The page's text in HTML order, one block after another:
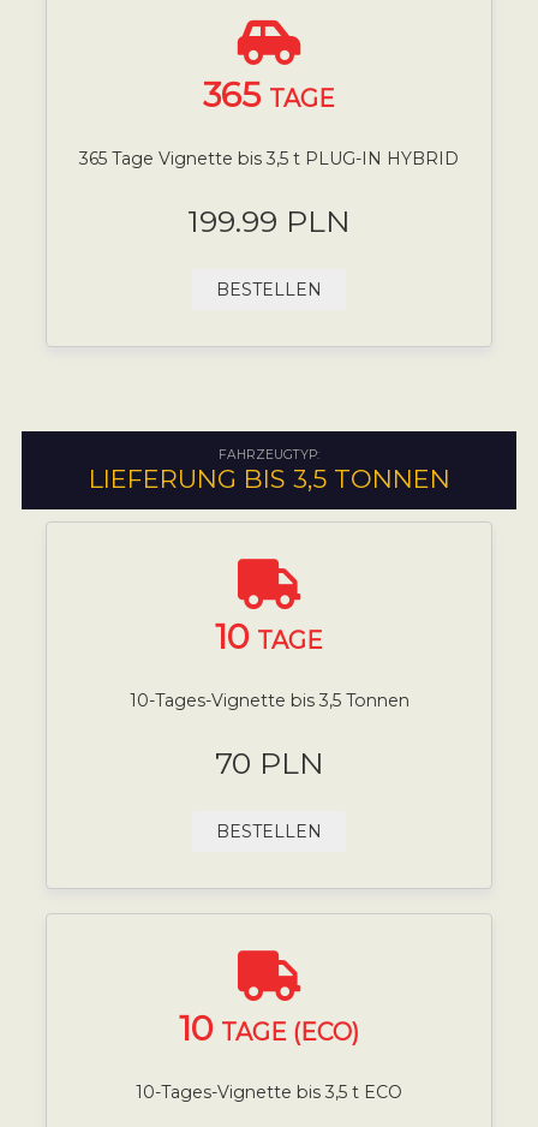
365 TAGE
365 Tage Vignette bis 3,5 t PLUG-IN HYBRID
199.99 PLN
BESTELLEN
FAHRZEUGTYP:
LIEFERUNG BIS 3,5 TONNEN
10 TAGE
10-Tages-Vignette bis 3,5 Tonnen
70 PLN
BESTELLEN
10 TAGE (ECO)
10-Tages-Vignette bis 3,5 t ECO